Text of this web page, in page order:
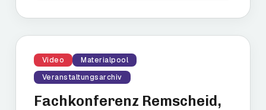
Video
Materialpool
Veranstaltungsarchiv
Fachkonferenz Remscheid,